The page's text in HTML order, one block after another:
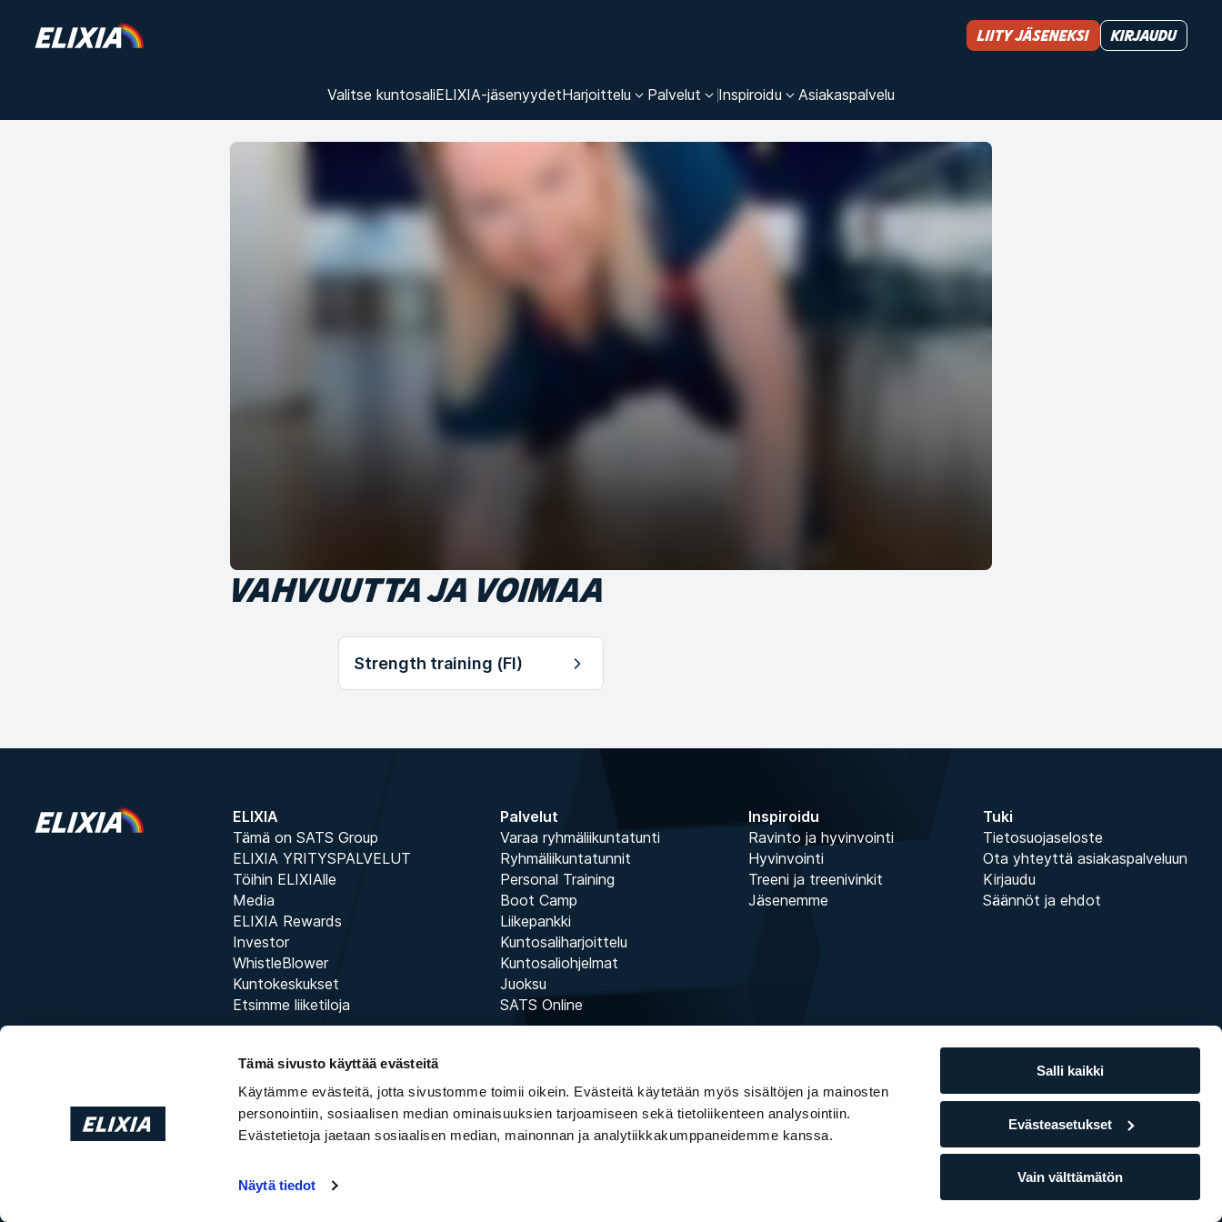
Tämä sivusto käyttää evästeitä
Käytämme evästeitä, jotta sivustomme toimii oikein. Evästeitä käytetään myös sisältöjen ja mainosten
personointiin, sosiaalisen median ominaisuuksien tarjoamiseen sekä tietoliikenteen analysointiin.
Evästetietoja jaetaan sosiaalisen median, mainonnan ja analytiikkakumppaneidemme kanssa.
Näytä tiedot
Salli kaikki
Evästeasetukset
Vain välttämätön
Valitse kuntosaliELIXIA-jäsenyydetHarjoittelu Palvelut Inspiroidu Asiakas­palvelu
Liity jäseneksi Kirjaudu
VAHVUUTTA JA VOIMAA
Strength training (FI)
ELIXIA
Tämä on SATS Group
ELIXIA YRITYSPALVELUT
Töihin ELIXIAlle
Media
ELIXIA Rewards
Investor
WhistleBlower
Kuntokeskukset
Etsimme liiketiloja
Palvelut
Varaa ryhmäliikuntatunti
Ryhmäliikuntatunnit
Personal Training
Boot Camp
Liikepankki
Kuntosaliharjoittelu
Kuntosaliohjelmat
Juoksu
SATS Online
Inspiroidu
Ravinto ja hyvinvointi
Hyvinvointi
Treeni ja treenivinkit
Jäsenemme
Tuki
Tietosuojaseloste
Ota yhteyttä asiakaspalveluun
Kirjaudu
Säännöt ja ehdot
evästeitäjahenkilötietoja